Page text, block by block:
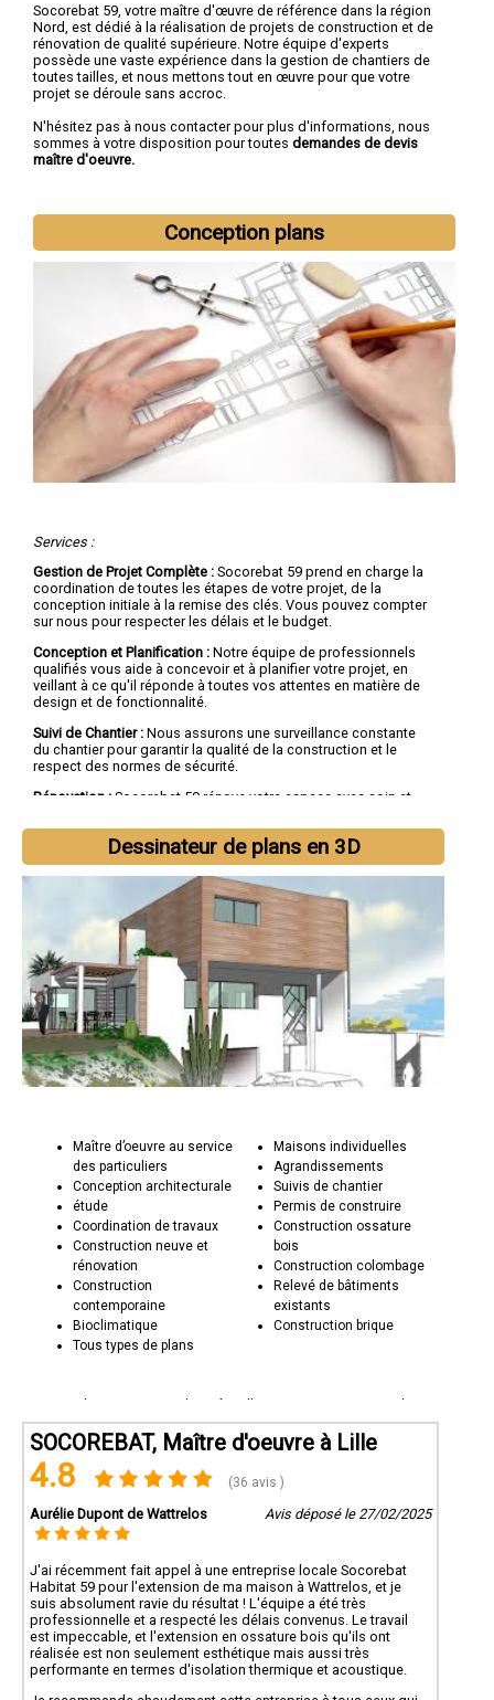
Socorebat 59, votre maître d'œuvre de référence dans la région
Nord, est dédié à la réalisation de projets de construction et de
rénovation de qualité supérieure. Notre équipe d'experts
possède une vaste expérience dans la gestion de chantiers de
toutes tailles, et nous mettons tout en œuvre pour que votre
projet se déroule sans accroc.
N'hésitez pas à nous contacter pour plus d'informations, nous
sommes à votre disposition pour toutes demandes de devis
maître d'oeuvre.
Roubaix
Dunkerque Villeneuve-d'Ascq
,Wattrelos,Marcq-en-Barœul
Conception plans
Services :
Gestion de Projet Complète : Socorebat 59 prend en charge la
coordination de toutes les étapes de votre projet, de la
conception initiale à la remise des clés. Vous pouvez compter
sur nous pour respecter les délais et le budget.
Conception et Planification : Notre équipe de professionnels
qualifiés vous aide à concevoir et à planifier votre projet, en
veillant à ce qu'il réponde à toutes vos attentes en matière de
design et de fonctionnalité.
Suivi de Chantier : Nous assurons une surveillance constante
du chantier pour garantir la qualité de la construction et le
respect des normes de sécurité.
Rénovation : Socorebat 59 rénove votre espace avec soin et
transformations majeures.
Socorebat 59 est implanté dans la région
Nord depuis de nombreuses années. Nous connaissons les
spécificités locales et les réglementations en vigueur.
Transparence et Communication : Notre approche transparente
et une communication fluide avec nos clients sont essentielles
pour la réussite de chaque projet.
Satisfaction Client :
Nos nombreux clients satisfaits
témoignent de notre engagement envers la qualité et du
respect de nos engagements.
Dessinateur de plans en 3D
Maître d’oeuvre au service
des particuliers
Conception architecturale
étude
Coordination de travaux
Construction neuve et
rénovation
Construction
contemporaine
Bioclimatique
Tous types de plans
Maisons individuelles
Agrandissements
Suivis de chantier
Permis de construire
Construction ossature
bois
Construction colombage
Relevé de bâtiments
existants
Construction brique
la région Nord ? Contactez Socorebat 59 dès aujourd'hui pour
discuter de votre projet et obtenir un devis personnalisé.
SOCOREBAT, Maître d'oeuvre à Lille
4.8 (36 avis )
Aurélie Dupont de Wattrelos Avis déposé le 27/02/2025
J'ai récemment fait appel à une entreprise locale Socorebat
Habitat 59 pour l'extension de ma maison à Wattrelos, et je
suis absolument ravie du résultat ! L'équipe a été très
professionnelle et a respecté les délais convenus. Le travail
est impeccable, et l'extension en ossature bois qu'ils ont
réalisée est non seulement esthétique mais aussi très
performante en termes d'isolation thermique et acoustique.